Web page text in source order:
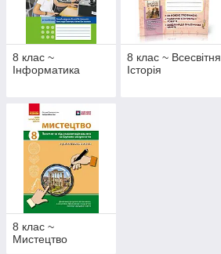
8 клас ~
Інформатика
8 клас ~ Всесвітня
Історія
8 клас ~
Мистецтво